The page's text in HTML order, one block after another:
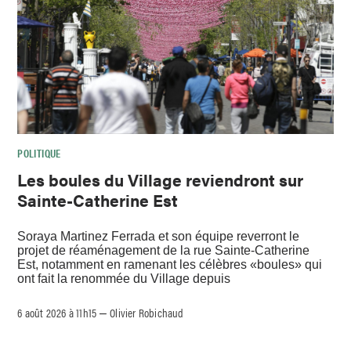
POLITIQUE
Les boules du Village reviendront sur
Sainte-Catherine Est
Soraya Martinez Ferrada et son équipe reverront le
projet de réaménagement de la rue Sainte-Catherine
Est, notamment en ramenant les célèbres «boules» qui
ont fait la renommée du Village depuis
6 août 2026 à 11h15 –Olivier Robichaud